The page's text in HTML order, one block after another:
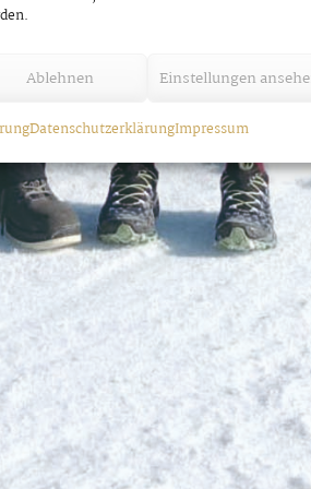
Ablehnen Einstellungen
DatenschutzerklärungImpressum